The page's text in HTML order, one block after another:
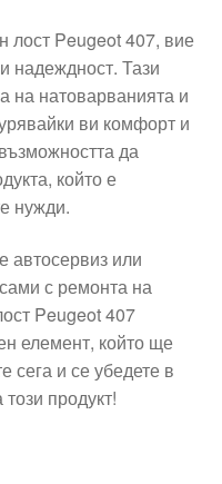
лост Peugeot 407, вие
надеждност. Тази
на натоварванията и
ви комфорт и
да
който е
нужди.
автосервиз или
с ремонта на
Peugeot 407
елемент, който ще
сега и се убедете в
продукт!